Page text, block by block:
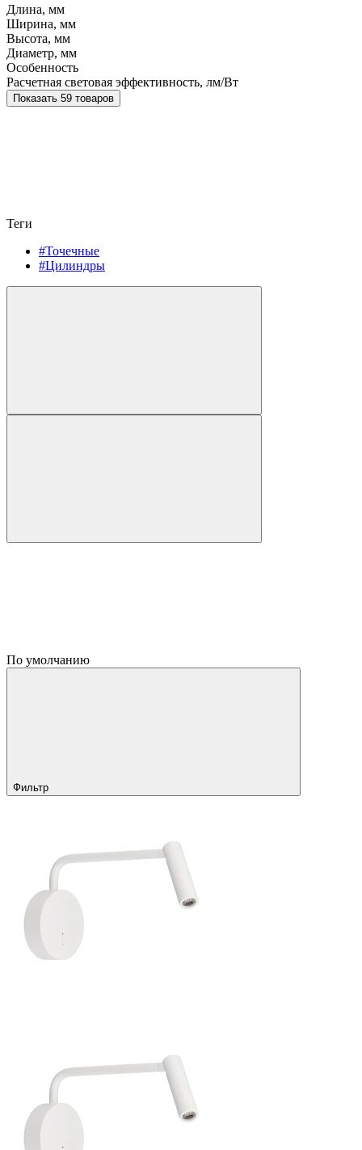
Длина, мм
Ширина, мм
Высота, мм
Диаметр, мм
Особенность
Расчетная световая эффективность, лм/Вт
Показать 59 товаров
Теги
#Точечные
#Цилиндры
По умолчанию
Фильтр